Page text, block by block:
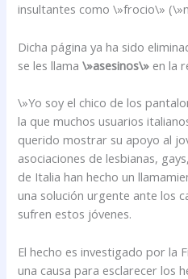
insultantes como \»frocio\»
Dicha página ya ha sido
se les llama \»asesinos\» en la
\»Yo soy el chico de los
la que muchos usuarios
querido mostrar su apoyo al
asociaciones de lesbianas,
de Italia han hecho un
una solución urgente ante los
sufren estos jóvenes.
El hecho es investigado por la
una causa para esclarecer los